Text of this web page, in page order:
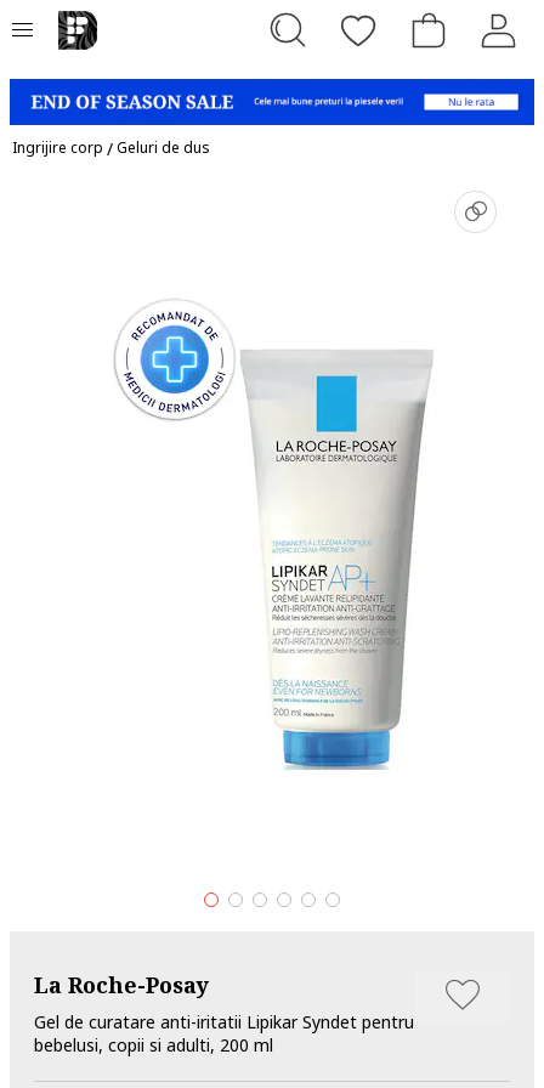
Ingrijire corp /Geluri de dus
La Roche-Posay
Gel de curatare anti-iritatii Lipikar Syndet pentru
bebelusi, copii si adulti, 200 ml